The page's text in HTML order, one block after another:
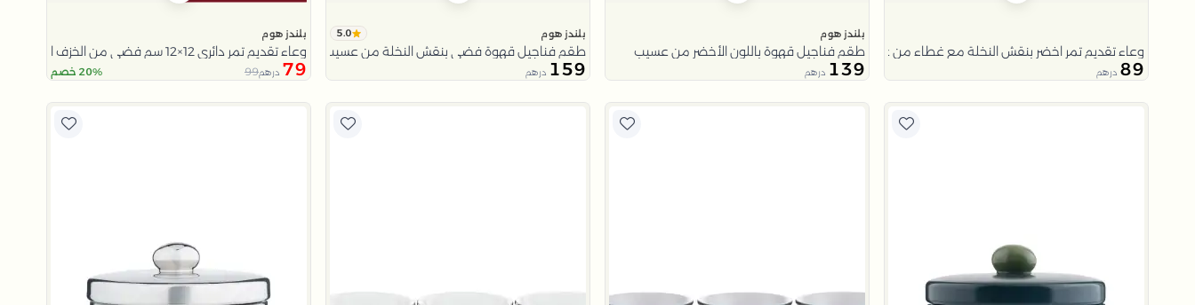
وعاء تقديم تمر اخضر بنقش النخلة مع غطاء من عسيب
89 درهم
بلندز هوم
طقم فناجيل قهوة باللون الأخضر من عسيب
139 درهم
بلندز هوم 5.0
طقم فناجيل قهوة فضي بنقش النخلة من عسيب
159 درهم
بلندز هوم
وعاء تقديم تمر دائري 12×12 سم فضي من الخزف الحجري بغطاء من عسيب
79 درهم99 20% خصم